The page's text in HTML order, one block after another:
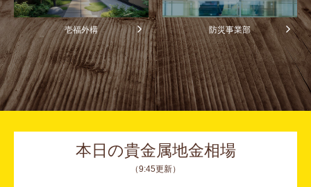
壱福外構 防災事業部
本日の貴金属地金相場
（9:45更新）